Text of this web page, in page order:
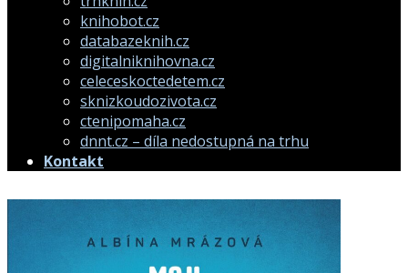
knihobot.cz
databazeknih.cz
digitalniknihovna.cz
celeceskoctedetem.cz
sknizkoudozivota.cz
ctenipomaha.cz
dnnt.cz – díla nedostupná na trhu
Kontakt